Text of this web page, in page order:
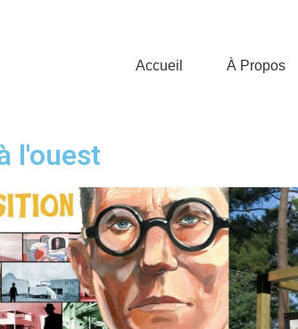
Accueil À Propos
l'ouest